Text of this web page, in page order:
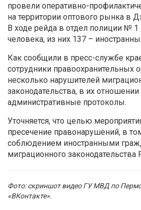
провели оперативно-
на территории оптового рынка в
В ходе рейда в отдел полиции № 1
человека, из них 137 –
Как сообщили в пресс-службе
сотрудники правоохранительных
несколько нарушителей
законодательства, в их
административные протоколы.
Уточняется, что целью
пресечение правонарушений, в
соблюдением иностранными
миграционного законодательства
Фото: скриншот видео ГУ МВД по
«ВКонтакте».